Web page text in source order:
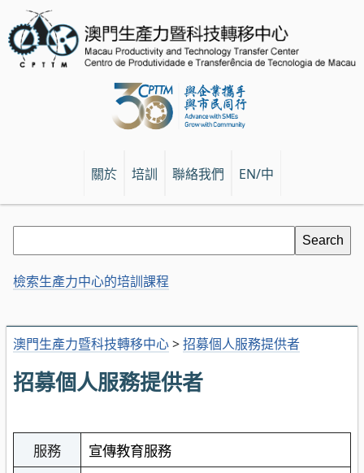
關於 培訓 聯絡我們 EN/中
澳門生產力暨科技轉移中心>招募個人服務提供者
招募個人服務提供者
服務
宣傳教育服務
檢索生產力中心的培訓課程